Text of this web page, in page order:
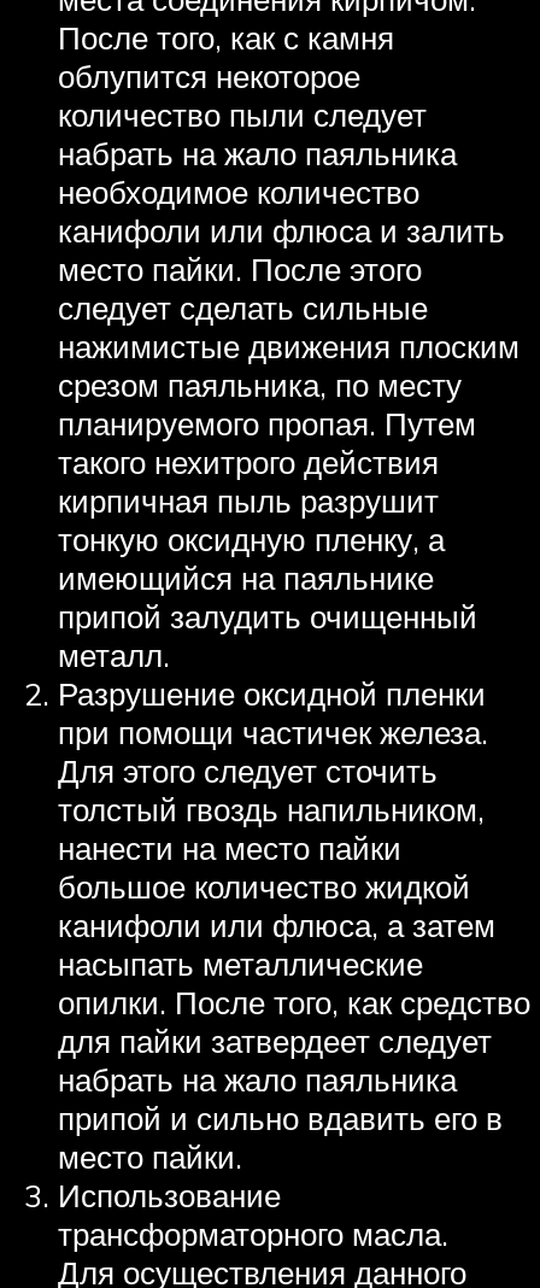
После того, как с камня
облупится некоторое
количество пыли следует
набрать на жало паяльника
необходимое количество
канифоли или флюса и залить
место пайки. После этого
следует сделать сильные
нажимистые движения плоским
срезом паяльника, по месту
планируемого пропая. Путем
такого нехитрого действия
кирпичная пыль разрушит
тонкую оксидную пленку, а
имеющийся на паяльнике
припой залудить очищенный
металл.
Разрушение оксидной пленки
при помощи частичек железа.
Для этого следует сточить
толстый гвоздь напильником,
нанести на место пайки
большое количество жидкой
канифоли или флюса, а затем
насыпать металлические
опилки. После того, как средство
для пайки затвердеет следует
набрать на жало паяльника
припой и сильно вдавить его в
место пайки.
Использование
трансформаторного масла.
Для осуществления данного